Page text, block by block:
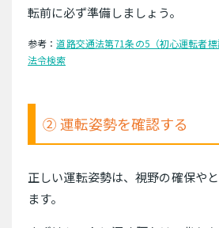
転前に必ず準備しましょう。
参考：道路交通法第71条の5（初心運転者
法令検索
② 運転姿勢を確認する
正しい運転姿勢は、視野の確保や
ます。